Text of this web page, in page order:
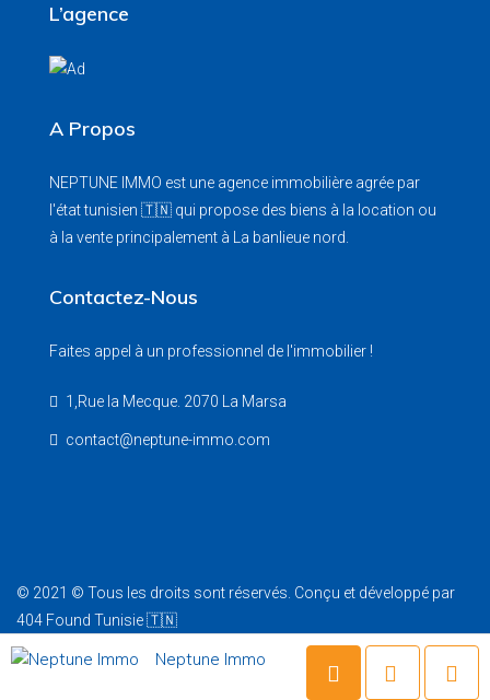
L’agence
A Propos
NEPTUNE IMMO est une agence immobilière agrée par
l'état tunisien 🇹🇳 qui propose des biens à la location ou
à la vente principalement à La banlieue nord.
Contactez-Nous
Faites appel à un professionnel de l'immobilier !
1,Rue la Mecque. 2070 La Marsa
contact@neptune-immo.com
© 2021 © Tous les droits sont réservés. Conçu et développé par
404 Found Tunisie🇹🇳
Neptune Immo